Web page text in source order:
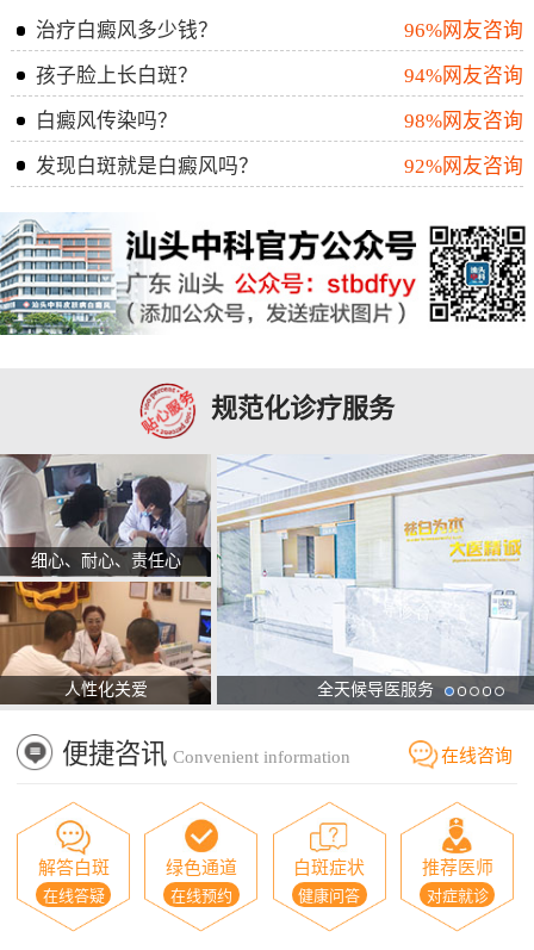
治疗白癜风多少钱？
96%网友咨询
孩子脸上长白斑？
94%网友咨询
白癜风传染吗？
98%网友咨询
发现白斑就是白癜风吗？
92%网友咨询
规范化诊疗服务
细心、耐心、责任心
人性化关爱 全天候导医服务
便捷咨讯 Convenient information 在线咨询
解答白斑
在线答疑
绿色通道
在线预约
白斑症状
健康问答
推荐医师
对症就诊